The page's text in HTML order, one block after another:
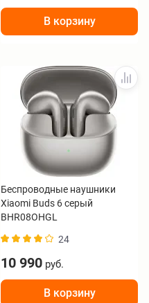
В корзину
Беспроводные наушники
Xiaomi Buds 6 серый
BHR08OHGL
24
10 990 руб.
В корзину